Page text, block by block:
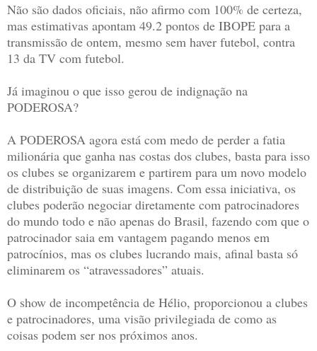
Não são dados oficiais, não afirmo com 100% de certeza,
mas estimativas apontam 49.2 pontos de IBOPE para a
transmissão de ontem, mesmo sem haver futebol, contra
13 da TV com futebol.
Já imaginou o que isso gerou de indignação na
PODEROSA?
A PODEROSA agora está com medo de perder a fatia
milionária que ganha nas costas dos clubes, basta para isso
os clubes se organizarem e partirem para um novo modelo
de distribuição de suas imagens. Com essa iniciativa, os
clubes poderão negociar diretamente com patrocinadores
do mundo todo e não apenas do Brasil, fazendo com que o
patrocinador saia em vantagem pagando menos em
patrocínios, mas os clubes lucrando mais, afinal basta só
eliminarem os “atravessadores” atuais.
O show de incompetência de Hélio, proporcionou a clubes
e patrocinadores, uma visão privilegiada de como as
coisas podem ser nos próximos anos.